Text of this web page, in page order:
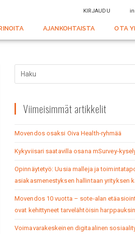
KIRJAUDU
AJANKOHTAISTA OTA
Viimeisimmät artikkelit
Movendos osaksi Oiva Health-ryhmää
Kykyviisari saatavilla osana mSurvey-
Opinnäytetyö: Uusia malleja ja
asiakasmenestyksen hallintaan yrityksen
Movendos 10 vuotta – sote-alan
ovat kehittyneet tarvelähtöisin harppauksin
Voimavarakeskeinen digitaalinen